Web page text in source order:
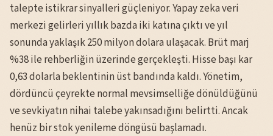
talepte istikrar sinyalleri güçleniyor. Yapay zeka veri
merkezi gelirleri yıllık bazda iki katına çıktı ve yıl
sonunda yaklaşık 250 milyon dolara ulaşacak. Brüt marj
%38 ile rehberliğin üzerinde gerçekleşti. Hisse başı kar
0,63 dolarla beklentinin üst bandında kaldı. Yönetim,
dördüncü çeyrekte normal mevsimselliğe dönüldüğünü
ve sevkiyatın nihai talebe yakınsadığını belirtti. Ancak
henüz bir stok yenileme döngüsü başlamadı.